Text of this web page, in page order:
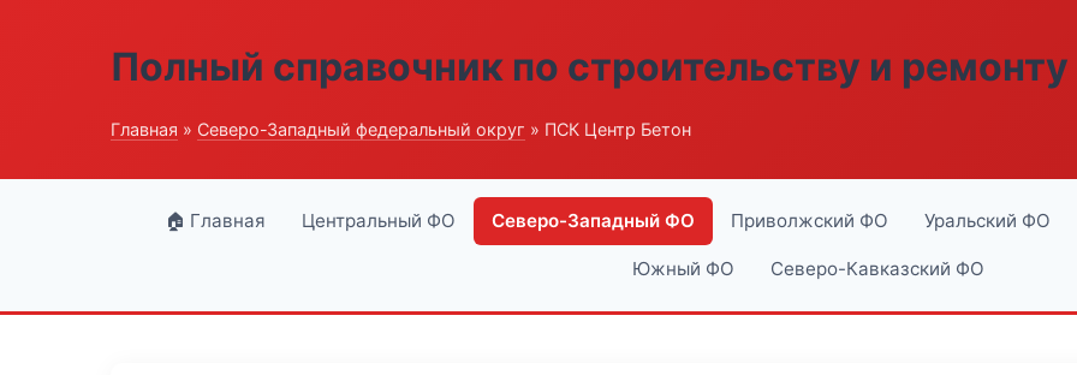
Полный справочник по строительству и ремонту
Главная » Северо-Западный федеральный округ » ПСК Центр Бетон
🏠 Главная Центральный ФО Северо-Западный ФО Приволжский ФО Уральский ФО
Южный ФО Северо-Кавказский ФО